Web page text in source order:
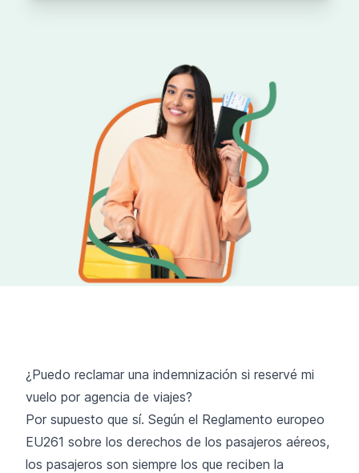
¿Puedo reclamar una indemnización si reservé mi
vuelo por agencia de viajes?
Por supuesto que sí. Según el Reglamento europeo
EU261 sobre los derechos de los pasajeros aéreos,
los pasajeros son siempre los que reciben la